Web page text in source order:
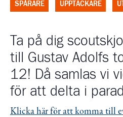
SPÅRARE UPPTÄCKARE
Ta på dig
till Gustav Adolfs
12! Då samlas vi
för att delta i
Klicka här för att komma till